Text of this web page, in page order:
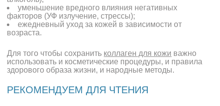
уменьшение вредного влияния негативных
факторов (УФ излучение, стрессы);
ежедневный уход за кожей в зависимости от
возраста.
Для того чтобы сохранить коллаген для кожи важно
использовать и косметические процедуры, и правила
здорового образа жизни, и народные методы.
РЕКОМЕНДУЕМ ДЛЯ ЧТЕНИЯ